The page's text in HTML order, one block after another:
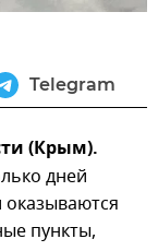
Telegram
(Крым).
дней
оказываются
пункты,